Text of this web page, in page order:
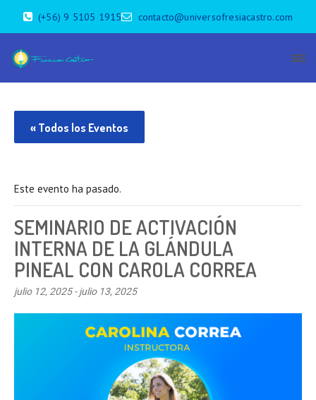
(+56) 9 5105 1915 contacto@universofresiacastro.com
« Todos los Eventos
Este evento ha pasado.
SEMINARIO DE ACTIVACIÓN
INTERNA DE LA GLÁNDULA
PINEAL CON CAROLA CORREA
julio 12, 2025-julio 13, 2025